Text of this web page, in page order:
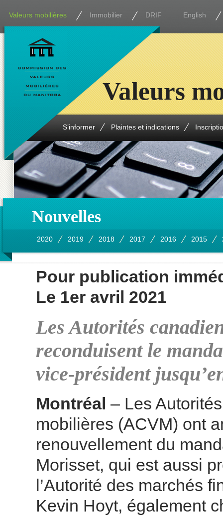
Valeurs mobilières Immobilier DRIF English
S’informer Plaintes et indications
Valeurs
Nouvelles
2020 2019 2018 2017 2016 2015
Pour publication
Le 1er avril 2021
Les Autorités
reconduisent le
vice-président
Montréal – Les
mobilières (ACVM) ont
renouvellement du
Morisset, qui est aussi
l’Autorité des marchés
Kevin Hoyt, également